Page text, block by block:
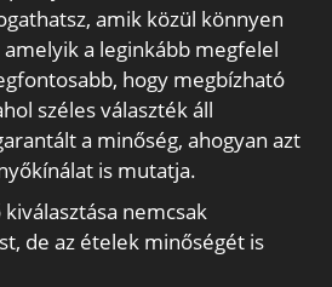
amik közül könnyen
a leginkább megfelel
hogy megbízható
széles választék áll
a minőség, ahogyan azt
is mutatja.
nemcsak
de az ételek minőségét is